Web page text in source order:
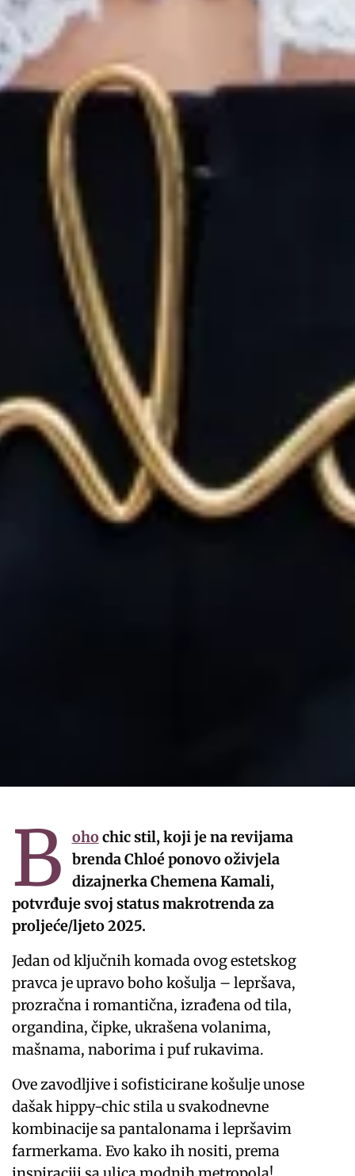
B ohochic stil, koji je na revijama
brenda Chloé ponovo oživjela
dizajnerka Chemena Kamali,
potvrđuje svoj status makrotrenda za
proljeće/ljeto 2025.
Jedan od ključnih komada ovog estetskog
pravca je upravo boho košulja – lepršava,
prozračna i romantična, izrađena od tila,
organdina, čipke, ukrašena volanima,
mašnama, naborima i puf rukavima.
Ove zavodljive i sofisticirane košulje unose
dašak hippy-chic stila u svakodnevne
kombinacije sa pantalonama i lepršavim
farmerkama. Evo kako ih nositi, prema